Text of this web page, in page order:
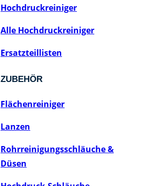
Hochdruckreiniger
Alle Hochdruckreiniger
Ersatzteillisten
ZUBEHÖR
Flächenreiniger
Lanzen
Rohrreinigungsschläuche &
Düsen